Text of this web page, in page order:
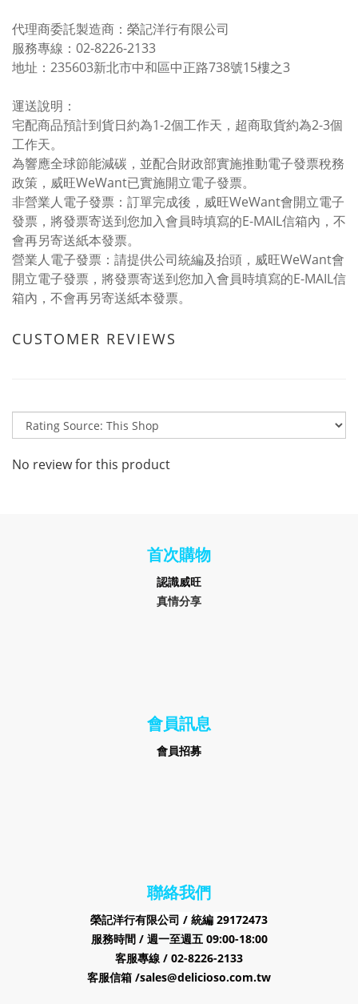
代理商委託製造商：榮記洋行有限公司
服務專線：02-8226-2133
地址：235603新北市中和區中正路738號15樓之3
運送說明：
宅配商品預計到貨日約為1-2個工作天，超商取貨約為2-3個
工作天。
為響應全球節能減碳，並配合財政部實施推動電子發票稅務
政策，威旺WeWant已實施開立電子發票。
非營業人電子發票：訂單完成後，威旺WeWant會開立電子
發票，將發票寄送到您加入會員時填寫的E-MAIL信箱內，不
會再另寄送紙本發票。
營業人電子發票：請提供公司統編及抬頭，威旺WeWant會
開立電子發票，將發票寄送到您加入會員時填寫的E-MAIL信
箱內，不會再另寄送紙本發票。
CUSTOMER REVIEWS
No review for this product
首次購物
認識威旺
真情分享
會員訊息
會員招募
聯絡我們
榮記洋行有限公司 / 統編 29172473
服務時間 / 週一至週五 09:00-18:00
客服專線 / 02-8226-2133
客服信箱 /sales@delicioso.com.tw